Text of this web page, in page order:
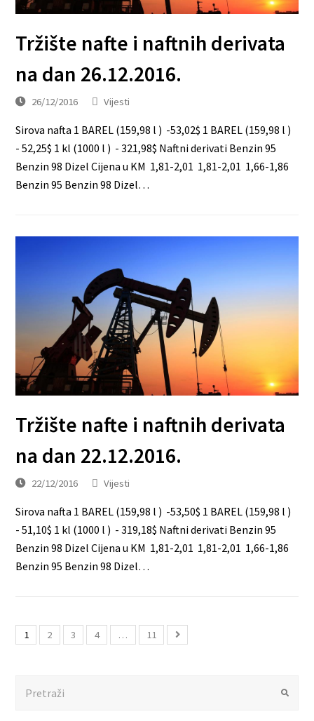
Tržište nafte i naftnih derivata
na dan 26.12.2016.
26/12/2016 Vijesti
Sirova nafta 1 BAREL (159,98 l ) -53,02$ 1 BAREL (159,98 l )
- 52,25$ 1 kl (1000 l ) - 321,98$ Naftni derivati Benzin 95
Benzin 98 Dizel Cijena u KM 1,81-2,01 1,81-2,01 1,66-1,86
Benzin 95 Benzin 98 Dizel…
Tržište nafte i naftnih derivata
na dan 22.12.2016.
22/12/2016 Vijesti
Sirova nafta 1 BAREL (159,98 l ) -53,50$ 1 BAREL (159,98 l )
- 51,10$ 1 kl (1000 l ) - 319,18$ Naftni derivati Benzin 95
Benzin 98 Dizel Cijena u KM 1,81-2,01 1,81-2,01 1,66-1,86
Benzin 95 Benzin 98 Dizel…
1 2 3 4 … 11
Submit